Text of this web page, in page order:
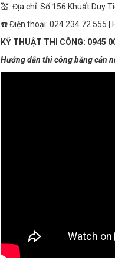
💒 Địa chỉ: Số 156 Khuất Duy
☎️ Điện thoại: 024 234 72 555 |
KỸ THUẬT THI CÔNG: 0945
Hướng dẫn thi công băng cản